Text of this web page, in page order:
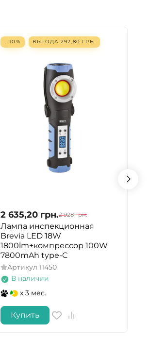
- 10% ВЫГОДА 292,80 ГРН.
2 635,20 грн.2 928 грн.
Лампа инспекционная
Brevia LED 18W
1800lm+компрессор 100W
7800mAh type-C
Артикул 11450
В наличии
x 3 мес.
Купить